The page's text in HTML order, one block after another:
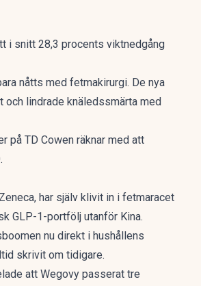
i snitt 28,3 procents viktnedgång
nåtts med fetmakirurgi. De nya
lindrade knäledssmärta med
på TD Cowen räknar med att
har själv klivit in i fetmaracet
GLP-1-portfölj utanför Kina.
nu direkt i hushållens
skrivit om tidigare.
att Wegovy passerat tre